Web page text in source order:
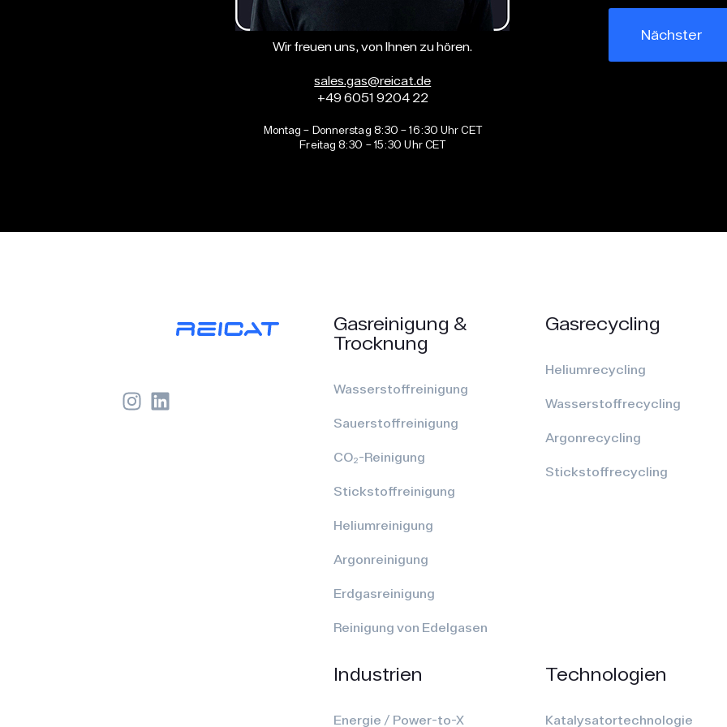
Wir freuen uns, von Ihnen zu hören.
sales.gas@reicat.de
+49 6051 9204 22
Montag – Donnerstag 8:30 – 16:30 Uhr CET
Freitag 8:30 – 15:30 Uhr CET
Nächster
Gasreinigung &
Trocknung
Wasserstoffreinigung
Sauerstoffreinigung
CO₂-Reinigung
Stickstoffreinigung
Heliumreinigung
Argonreinigung
Erdgasreinigung
Reinigung von Edelgasen
Gasrecycling
Heliumrecycling
Wasserstoffrecycling
Argonrecycling
Stickstoffrecycling
Industrien
Energie / Power-to-X
Technologien
Katalysatortechnologie